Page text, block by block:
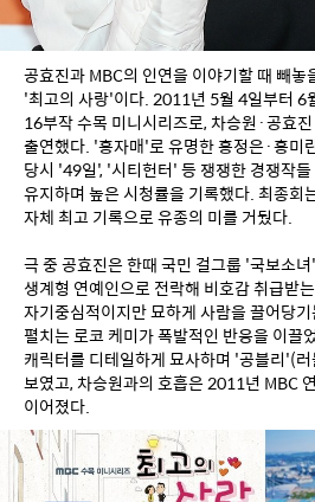
공효진과 MBC의 인연을 이야기할 때 빼놓
'최고의 사랑'이다. 2011년 5월 4일부터 6
16부작 수목 미니시리즈로, 차승원·공효
출연했다. '홍자매'로 유명한 홍정은·홍미
당시 '49일', '시티헌터' 등 쟁쟁한 경쟁작
유지하며 높은 시청률을 기록했다. 최종회
자체 최고 기록으로 유종의 미를 거뒀다.
극 중 공효진은 한때 국민 걸그룹 '국보소
생계형 연예인으로 전락해 비호감 취급받
자기중심적이지만 묘하게 사람을 끌어당
펼치는 로코 케미가 폭발적인 반응을 이끌
캐릭터를 디테일하게 묘사하며 '공블리'(
보였고, 차승원과의 호흡은 2011년 MBC
이어졌다.